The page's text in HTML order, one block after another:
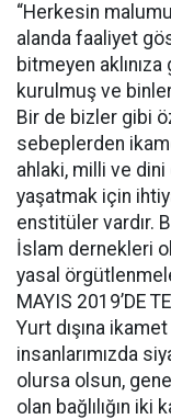
“Herkesin
alanda faaliyet
bitmeyen
kurulmuş ve
Bir de bizler gibi
sebeplerden
ahlaki, milli ve
yaşatmak için
enstitüler vardır.
İslam dernekleri
yasal
MAYIS 2019’DE
Yurt dışına
insanlarımızda
olursa olsun,
olan bağlılığın